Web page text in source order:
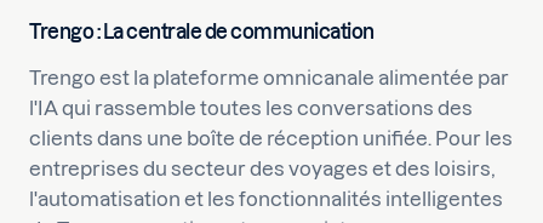
Trengo : La centrale de communication
Trengo est la plateforme omnicanale alimentée par
l'IA qui rassemble toutes les conversations des
clients dans une boîte de réception unifiée. Pour les
entreprises du secteur des voyages et des loisirs,
l'automatisation et les fonctionnalités intelligentes